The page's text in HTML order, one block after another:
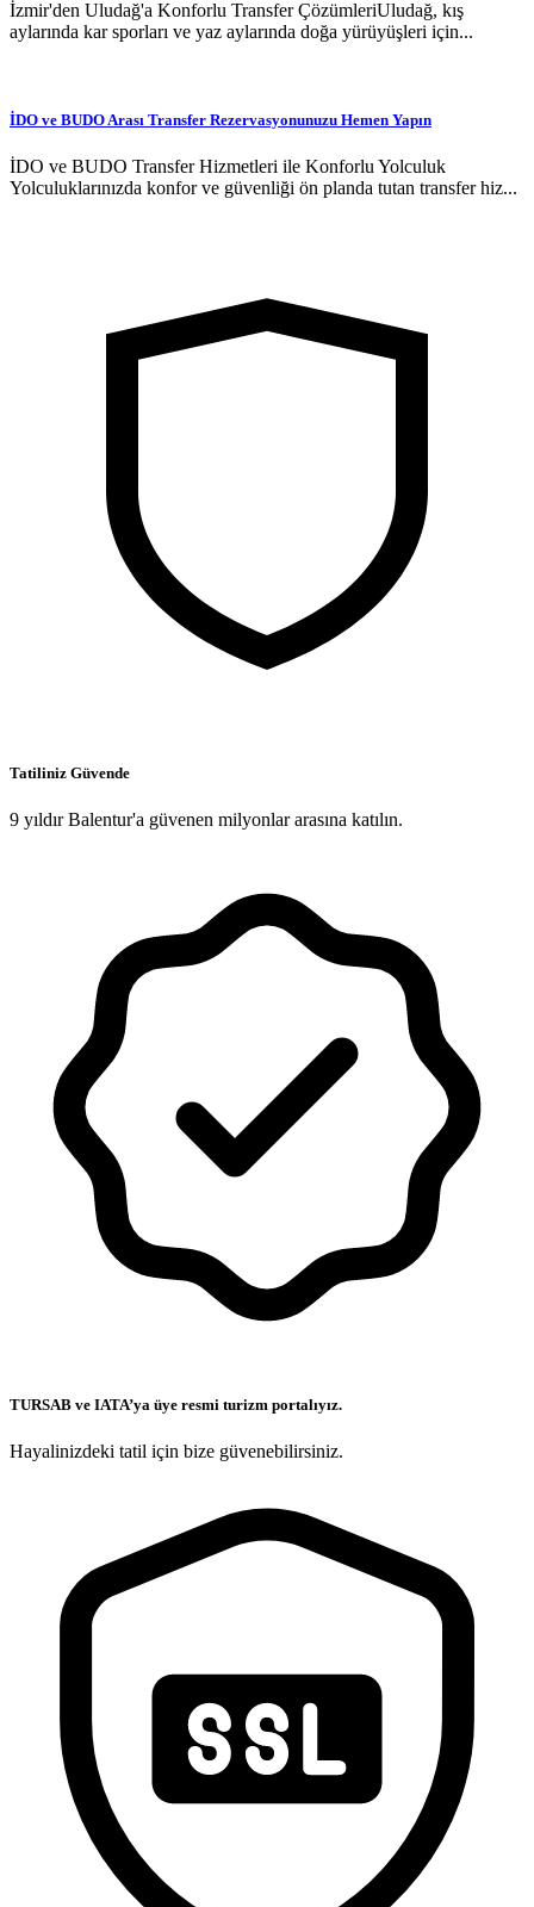
İzmir'den Uludağ'a Konforlu Transfer ÇözümleriUludağ, kış
aylarında kar sporları ve yaz aylarında doğa yürüyüşleri için...
İDO ve BUDO Arası Transfer Rezervasyonunuzu Hemen Yapın
İDO ve BUDO Transfer Hizmetleri ile Konforlu Yolculuk
Yolculuklarınızda konfor ve güvenliği ön planda tutan transfer hiz...
Tatiliniz Güvende
9 yıldır Balentur'a güvenen milyonlar arasına katılın.
TURSAB ve IATA’ya üye resmi turizm portalıyız.
Hayalinizdeki tatil için bize güvenebilirsiniz.